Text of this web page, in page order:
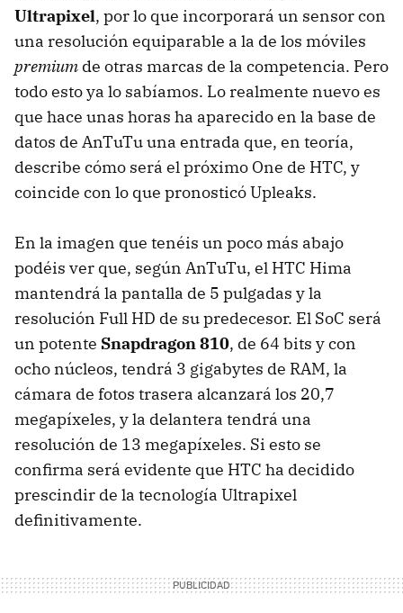
Ultrapixel, por lo que incorporará un sensor con
una resolución equiparable a la de los móviles
premium de otras marcas de la competencia. Pero
todo esto ya lo sabíamos. Lo realmente nuevo es
que hace unas horas ha aparecido en la base de
datos de AnTuTu una entrada que, en teoría,
describe cómo será el próximo One de HTC, y
coincide con lo que pronosticó Upleaks.
En la imagen que tenéis un poco más abajo
podéis ver que, según AnTuTu, el HTC Hima
mantendrá la pantalla de 5 pulgadas y la
resolución Full HD de su predecesor. El SoC será
un potente Snapdragon 810, de 64 bits y con
ocho núcleos, tendrá 3 gigabytes de RAM, la
cámara de fotos trasera alcanzará los 20,7
megapíxeles, y la delantera tendrá una
resolución de 13 megapíxeles. Si esto se
confirma será evidente que HTC ha decidido
prescindir de la tecnología Ultrapixel
definitivamente.